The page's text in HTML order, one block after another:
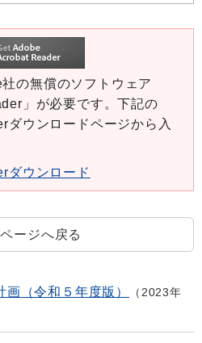
の無償のソフトウェア
」が必要です。下記の
ウンロードページから入
ダウンロード
ージへ戻る
（令和５年度版）
2023年